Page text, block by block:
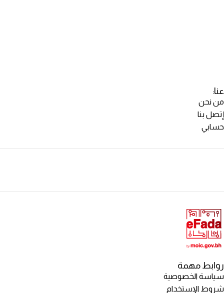
عنا:
من نحن
إتصل بنا
حسابي
روابط مهمة
سياسة الخصوصية
شروط الإستخدام